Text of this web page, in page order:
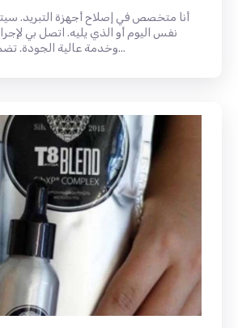
أنا متخصص في إصلاح أجهزة التبريد.
نفس اليوم أو الذي يليه. اتصل بي
وخدمة عالية الجودة. تضمن خبرتي ومهاراتي...